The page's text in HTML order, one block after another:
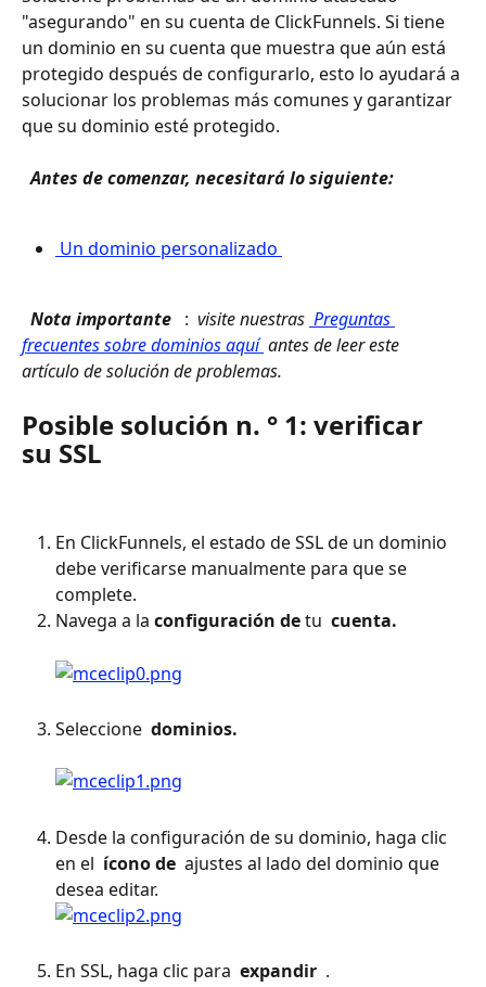
"asegurando" en su cuenta de ClickFunnels. Si tiene
un dominio en su cuenta que muestra que aún está
protegido después de configurarlo, esto lo ayudará a
solucionar los problemas más comunes y garantizar
que su dominio esté protegido.
Antes de comenzar, necesitará lo siguiente:
Un dominio personalizado
Nota importante : visite nuestras Preguntas
frecuentes sobre dominios aquí antes de leer este
artículo de solución de problemas.
Posible solución n. ° 1: verificar
su SSL
En ClickFunnels, el estado de SSL de un dominio
debe verificarse manualmente para que se
complete.
Navega a la configuración de tu cuenta.
Seleccione dominios.
Desde la configuración de su dominio, haga clic
en el ícono de ajustes al lado del dominio que
desea editar.
En SSL, haga clic para expandir .